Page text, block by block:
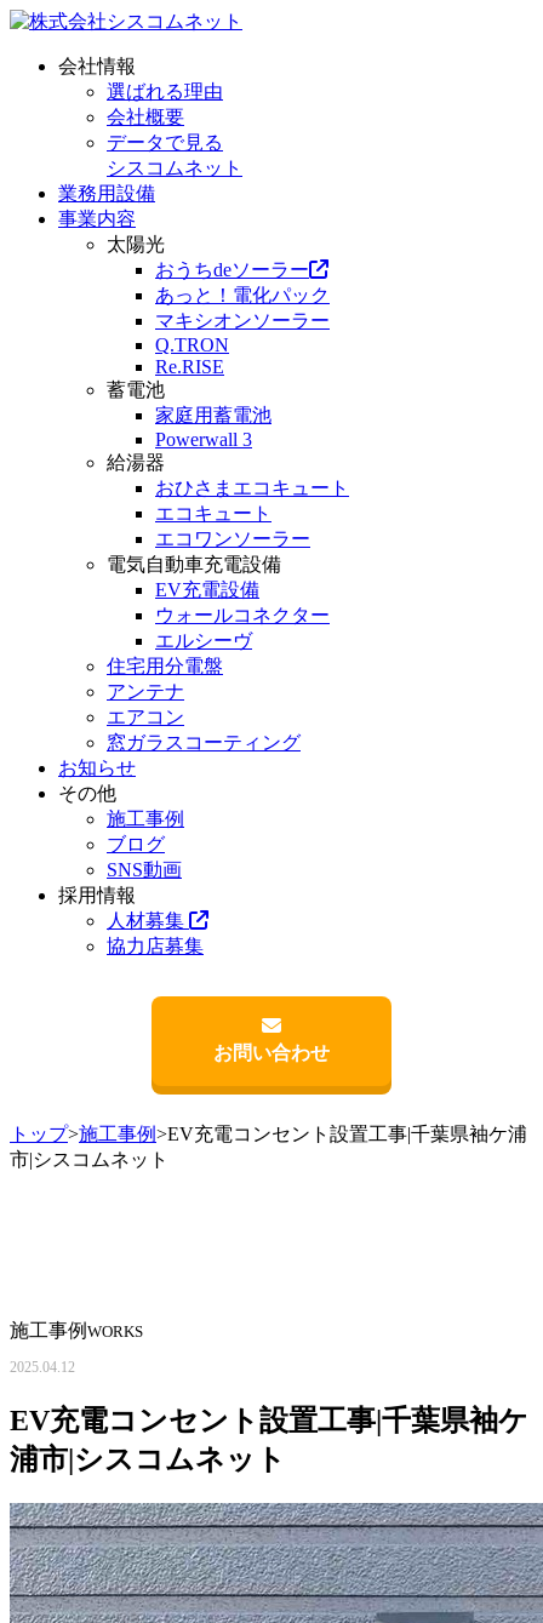
会社情報
選ばれる理由
会社概要
データで見る
シスコムネット
業務用設備
事業内容
太陽光
おうちdeソーラー
あっと！電化パック
マキシオンソーラー
Q.TRON
Re.RISE
蓄電池
家庭用蓄電池
Powerwall 3
給湯器
おひさまエコキュート
エコキュート
エコワンソーラー
電気自動車充電設備
EV充電設備
ウォールコネクター
エルシーヴ
住宅用分電盤
アンテナ
エアコン
窓ガラスコーティング
お知らせ
その他
施工事例
ブログ
SNS動画
採用情報
人材募集
協力店募集
お問い合わせ
トップ>施工事例>EV充電コンセント設置工事|千葉県袖ケ浦
市|シスコムネット
施工事例 WORKS
2025.04.12
EV充電コンセント設置工事|千葉県袖ケ
浦市|シスコムネット